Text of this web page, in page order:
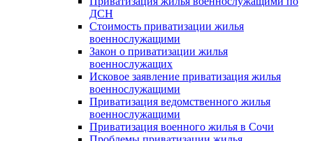
ДСН
Стоимость приватизации жилья
военнослужащими
Закон о приватизации жилья
военнослужащих
Исковое заявление приватизация жилья
военнослужащими
Приватизация ведомственного жилья
военнослужащими
Приватизация военного жилья в Сочи